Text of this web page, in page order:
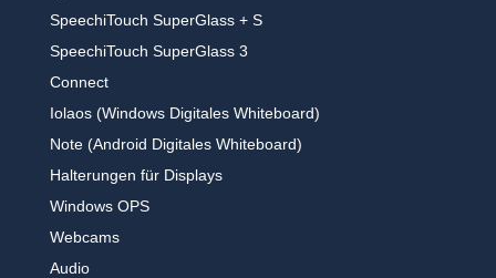
SpeechiTouch SuperGlass + S
SpeechiTouch SuperGlass 3
Connect
Iolaos (Windows Digitales Whiteboard)
Note (Android Digitales Whiteboard)
Halterungen für Displays
Windows OPS
Webcams
Audio